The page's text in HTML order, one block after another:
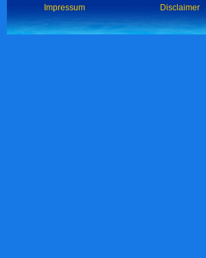
Impressum Disclaimer